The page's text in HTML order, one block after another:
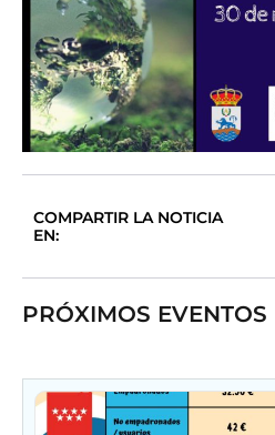
COMPARTIR LA NOTICIA
EN:
PRÓXIMOS EVENTOS